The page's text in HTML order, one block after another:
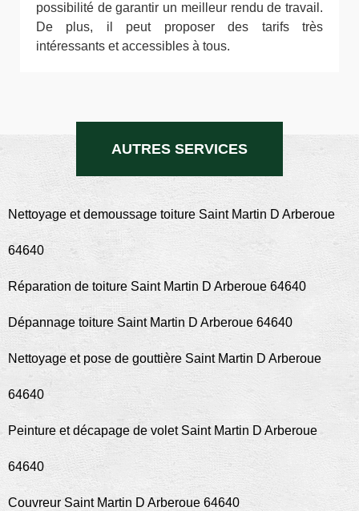
possibilité de garantir un meilleur rendu de travail.
De plus, il peut proposer des tarifs très
intéressants et accessibles à tous.
AUTRES SERVICES
Nettoyage et demoussage toiture Saint Martin D Arberoue
64640
Réparation de toiture Saint Martin D Arberoue 64640
Dépannage toiture Saint Martin D Arberoue 64640
Nettoyage et pose de gouttière Saint Martin D Arberoue
64640
Peinture et décapage de volet Saint Martin D Arberoue
64640
Couvreur Saint Martin D Arberoue 64640